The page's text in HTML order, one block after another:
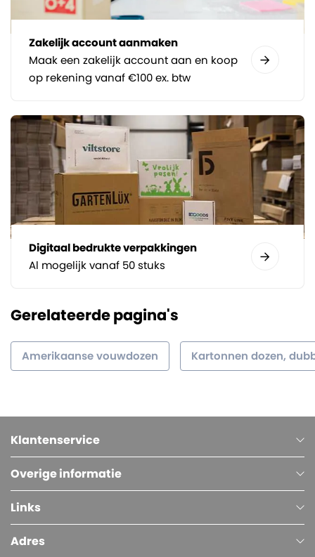
Zakelijk account aanmaken
Maak een zakelijk account aan en koop
op rekening vanaf €100 ex. btw
Digitaal bedrukte verpakkingen
Al mogelijk vanaf 50 stuks
Gerelateerde pagina's
Amerikaanse vouwdozen Kartonnen dozen,
Klantenservice
Overige informatie
Links
Adres